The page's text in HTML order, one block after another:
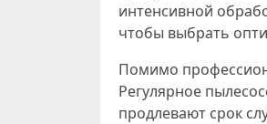
интенсивной
чтобы выбрать
Помимо
Регулярное
продлевают срок